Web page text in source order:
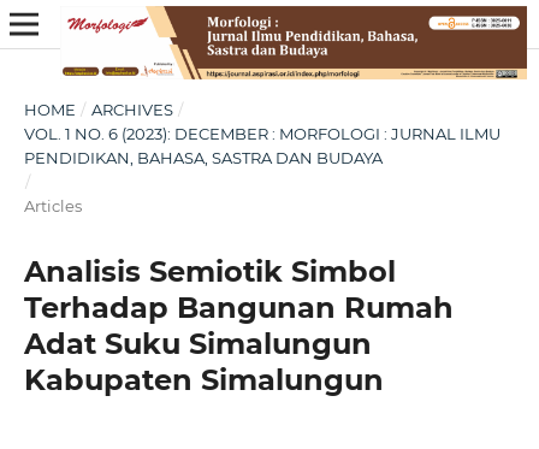
HOME / ARCHIVES /
VOL. 1 NO. 6 (2023): DECEMBER : MORFOLOGI : JURNAL ILMU
PENDIDIKAN, BAHASA, SASTRA DAN BUDAYA
/
Articles
Analisis Semiotik Simbol
Terhadap Bangunan Rumah
Adat Suku Simalungun
Kabupaten Simalungun